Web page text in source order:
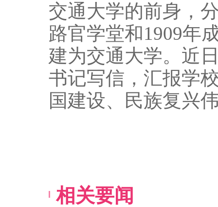
交通大学的前身，
路官学堂和1909年
建为交通大学。近
书记写信，汇报学
国建设、民族复兴
相关要闻